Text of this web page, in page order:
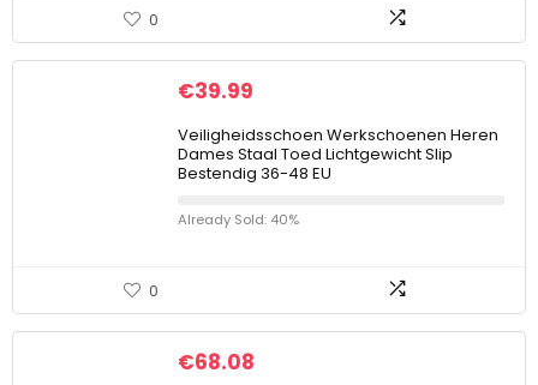
0
€39.99
Veiligheidsschoen Werkschoenen Heren
Dames Staal Toed Lichtgewicht Slip
Bestendig 36-48 EU
Already Sold: 40%
0
€68.08